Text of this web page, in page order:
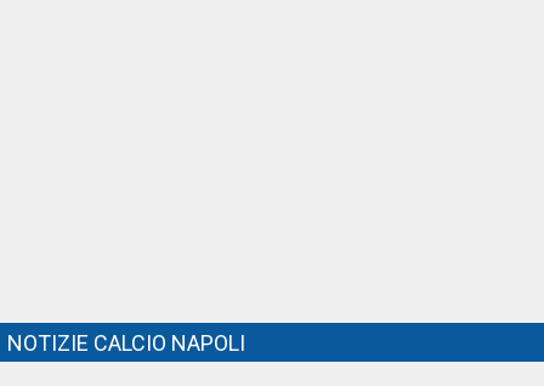
NOTIZIE CALCIO NAPOLI